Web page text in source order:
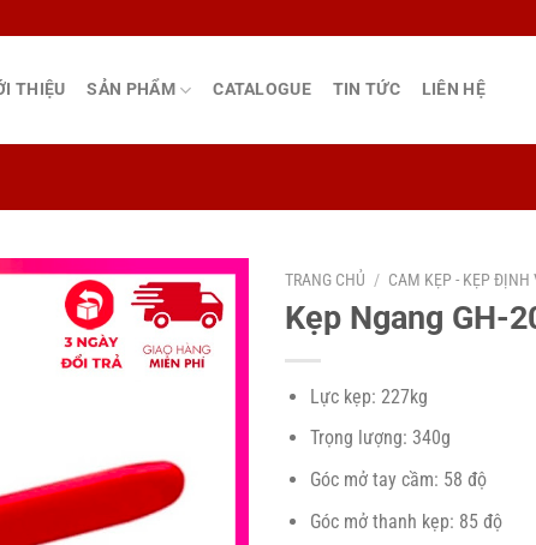
THIỆU SẢN PHẨM CATALOGUE TIN TỨC LIÊN HỆ
TRANG CHỦ / CAM KẸP - KẸP ĐỊNH
Kẹp Ngang GH-
Lực kẹp: 227kg
Trọng lượng: 340g
Góc mở tay cầm: 58 độ
Góc mở thanh kẹp: 85 độ